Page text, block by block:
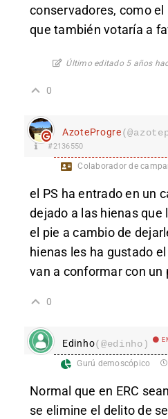
conservadores, como el
que también votaría a
Último editado 5 años
0
AzoteProgre
#2136550
Colaborador de
el PS ha entrado en un
dejado a las hienas que
el pie a cambio de
hienas les ha gustado
van a conformar con un
0
Edinho(@edinho)
Gurú demoscópico
Normal que en ERC
se elimine el delito de